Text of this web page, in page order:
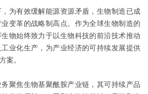
为有效缓解能源资源矛盾，生物制造已成
变革的战略制高点。作为全球生物制造的
物始终致力于以生物科技的前沿技术推动
业化生产，为产业经济的可持续发展提供
案。
聚焦生物基聚酰胺产业链，其可持续产品